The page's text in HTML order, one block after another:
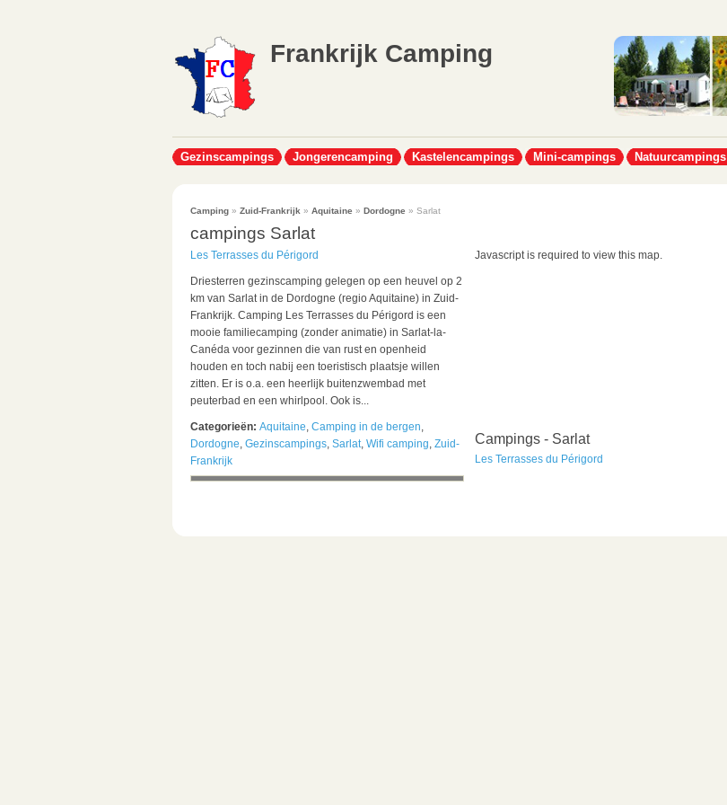
Frankrijk Camping
Gezinscampings Jongerencamping Kastelencampings Mini-campings Natuurcampings
Camping » Zuid-Frankrijk » Aquitaine » Dordogne » Sarlat
campings Sarlat
Les Terrasses du Périgord
Driesterren gezinscamping gelegen op een heuvel op 2
km van Sarlat in de Dordogne (regio Aquitaine) in Zuid-
Frankrijk. Camping Les Terrasses du Périgord is een
mooie familiecamping (zonder animatie) in Sarlat-la-
Canéda voor gezinnen die van rust en openheid
houden en toch nabij een toeristisch plaatsje willen
zitten. Er is o.a. een heerlijk buitenzwembad met
peuterbad en een whirlpool. Ook is...
Categorieën: Aquitaine, Camping in de bergen,
Dordogne, Gezinscampings, Sarlat, Wifi camping, Zuid-
Frankrijk
Javascript is required to view this map.
Campings - Sarlat
Les Terrasses du Périgord